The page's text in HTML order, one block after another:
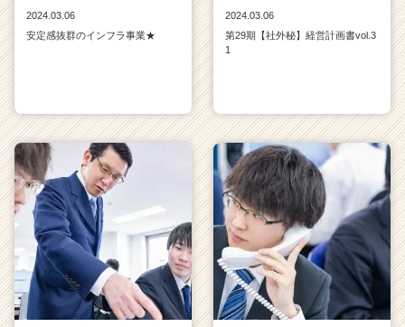
2024.03.06
安定感抜群のインフラ事業★
2024.03.06
第29期【社外秘】経営計画書vol.3
1